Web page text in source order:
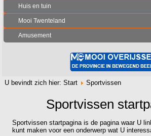
Huis en tuin
Mooi Twenteland
Amusement
U bevindt zich hier:Start Sportvissen
Sportvissen
Sportvissen startpagina is de pagina waar U
kunt maken voor een onderwerp wat U